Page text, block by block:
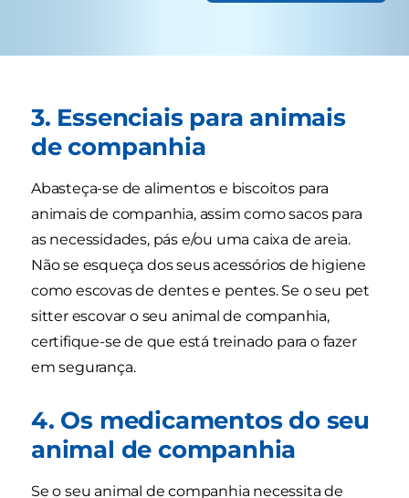
3. Essenciais para animais
de companhia
Abasteça-se de alimentos e biscoitos para
animais de companhia, assim como sacos para
as necessidades, pás e/ou uma caixa de areia.
Não se esqueça dos seus acessórios de higiene
como escovas de dentes e pentes. Se o seu pet
sitter escovar o seu animal de companhia,
certifique-se de que está treinado para o fazer
em segurança.
4. Os medicamentos do seu
animal de companhia
Se o seu animal de companhia necessita de